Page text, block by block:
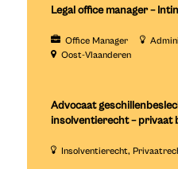
Legal office manager –
Office Manager
Oost-Vlaanderen
Advocaat
insolventierecht – privaat
Insolventierecht